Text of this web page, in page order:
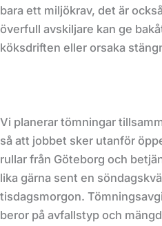
bara ett miljökrav, det är
överfull avskiljare kan ge
köksdriften eller orsaka
Vi planerar tömningar
så att jobbet sker utanför
rullar från Göteborg och
lika gärna sent en
tisdagsmorgon.
beror på avfallstyp och